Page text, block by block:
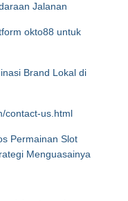
Jalanan
okto88 untuk
Brand Lokal di
contact-us.html
Permainan Slot
Menguasainya